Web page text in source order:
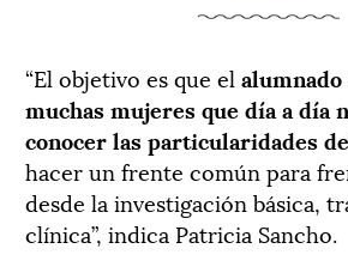
“El objetivo es que el alumnado
muchas mujeres que día a día
conocer las particularidades
hacer un frente común para
desde la investigación básica,
clínica”, indica Patricia Sancho.